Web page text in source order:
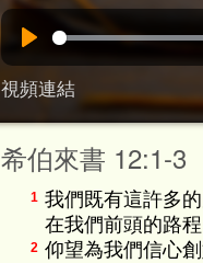
視頻連結
希伯來書 12:1-3
1 我們既有這許多
在我們前頭的路程
2 仰望為我們信心